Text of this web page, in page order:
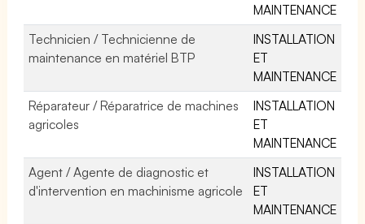
MAINTENANCE
Technicien / Technicienne de
maintenance en matériel BTP
INSTALLATION
ET
MAINTENANCE
Réparateur / Réparatrice de machines
agricoles
INSTALLATION
ET
MAINTENANCE
Agent / Agente de diagnostic et
d'intervention en machinisme agricole
INSTALLATION
ET
MAINTENANCE